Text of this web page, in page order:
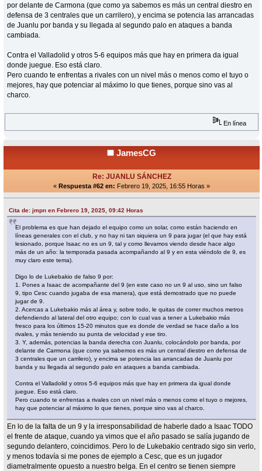
por delante de Carmona (que como ya sabemos es más un central diestro en
defensa de 3 centrales que un carrilero), y encima se potencia las arrancadas
de Juanlu por banda y su llegada al segundo palo en ataques a banda
cambiada.
Contra el Valladolid y otros 5-6 equipos más que hay en primera da igual
donde juegue. Eso está claro.
Pero cuando te enfrentas a rivales con un nivel más o menos como el tuyo o
mejores, hay que potenciar al máximo lo que tienes, porque sino vas al
charco.
En línea
JamesCG
Re: JUANLU SÁNCHEZ
« Respuesta #62 en: Febrero 19, 2025, 16:55 Horas »
Cita de: jmpn en Febrero 19, 2025, 09:42 Horas
El problema es que han dejado el equipo como un solar, como están haciendo en
líneas generales con el club, y no hay ni tan siquiera un 9 para jugar (el que hay está
lesionado, porque Isaac no es un 9, tal y como llevamos viendo desde hace algo
más de un año: la temporada pasada acompañando al 9 y en esta viéndolo de 9, es
muy claro este tema).
Digo lo de Lukebakio de falso 9 por:
1. Pones a Isaac de acompañante del 9 (en este caso no un 9 al uso, sino un falso
9, tipo Cesc cuando jugaba de esa manera), que está demostrado que no puede
jugar de 9.
2. Acercas a Lukebakio más al área y, sobre todo, le quitas de correr muchos metros
defendiendo al lateral del otro equipo; con lo cual vas a tener a Lukebakio más
fresco para los últimos 15-20 minutos que es donde de verdad se hace daño a los
rivales, y más teniendo su punta de velocidad y ese tiro.
3. Y, además, potencias la banda derecha con Juanlu, colocándolo por banda, por
delante de Carmona (que como ya sabemos es más un central diestro en defensa de
3 centrales que un carrilero), y encima se potencia las arrancadas de Juanlu por
banda y su llegada al segundo palo en ataques a banda cambiada.
Contra el Valladolid y otros 5-6 equipos más que hay en primera da igual donde
juegue. Eso está claro.
Pero cuando te enfrentas a rivales con un nivel más o menos como el tuyo o mejores,
hay que potenciar al máximo lo que tienes, porque sino vas al charco.
En lo de la falta de un 9 y la irresponsabilidad de haberle dado a Isaac TODO
el frente de ataque, cuando ya vimos que el año pasado se salía jugando de
segundo delantero, coincidimos. Pero lo de Lukebakio centrado sigo sin verlo,
y menos todavía si me pones de ejemplo a Cesc, que es un jugador
diametralmente opuesto a nuestro belga. En el centro se tienen siempre